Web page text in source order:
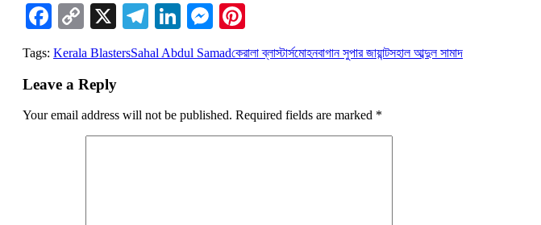
Facebook
Copy
Link
X Telegram
LinkedIn
Messenger
Tags: Kerala BlastersSahal Abdul Samadকেরালা ব্লাস্টার্সমোহনবাগান সুপার জায়ান্টসহাল আব্দুল সামাদ
Leave a Reply
Your email address will not be published. Required fields are marked *